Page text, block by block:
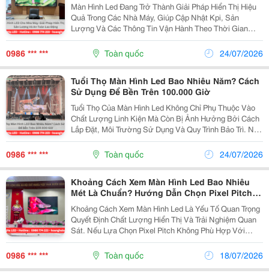
Màn Hình Led Đang Trở Thành Giải Pháp Hiển Thị Hiệu
Quả Trong Các Nhà Máy, Giúp Cập Nhật Kpi, Sản
Lượng Và Các Thông Tin Vận Hành Theo Thời Gian
Thực. Nhờ Khả Năng Hiển Thị Rõ Nét Trên Diện Tích
Lớn, Người Quản Lý Và Nhân Sự Có Thể Nhanh Chóng
0986 *** *** Toàn quốc 24/07/2026
Tuổi Thọ Màn Hình Led Bao Nhiêu Năm? Cách
Sử Dụng Để Bền Trên 100.000 Giờ
Tuổi Thọ Của Màn Hình Led Không Chỉ Phụ Thuộc Vào
Chất Lượng Linh Kiện Mà Còn Bị Ảnh Hưởng Bởi Cách
Lắp Đặt, Môi Trường Sử Dụng Và Quy Trình Bảo Trì. Nếu
Được Vận Hành Đúng Cách, Màn Hình Led Có Thể Hoạt
Động Ổn Định Trên 100.000 Giờ, Giúp Tiết Kiệm...
0986 *** *** Toàn quốc 24/07/2026
Khoảng Cách Xem Màn Hình Led Bao Nhiêu
Mét Là Chuẩn? Hướng Dẫn Chọn Pixel Pitch
Chính Xác
Khoảng Cách Xem Màn Hình Led Là Yếu Tố Quan Trọng
Quyết Định Chất Lượng Hiển Thị Và Trải Nghiệm Quan
Sát. Nếu Lựa Chọn Pixel Pitch Không Phù Hợp Với
Khoảng Cách Thực Tế, Hình Ảnh Có Thể Bị Rỗ, Thiếu
Sắc Nét Hoặc Gây Lãng Phí Chi Phí Đầu Tư. Vì Vậy,...
0986 *** *** Toàn quốc 18/07/2026